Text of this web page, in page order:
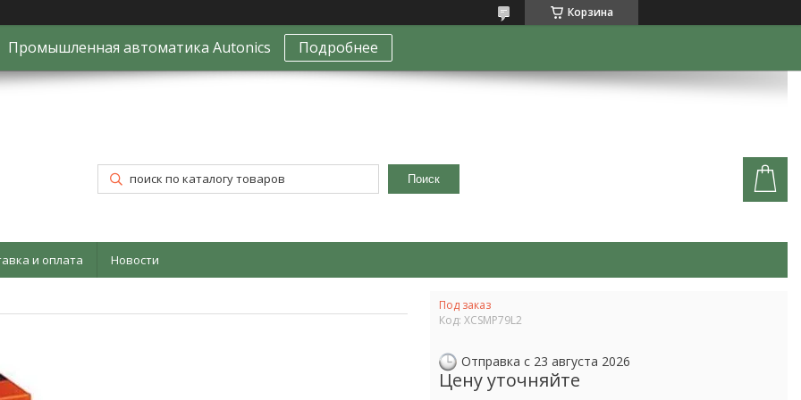
Корзина
Промышленная автоматика Autonics Подробнее
Поиск
и оплата Новости
Под заказ
Код: XCSMP79L2
Отправка с 23 августа 2026
Цену уточняйте